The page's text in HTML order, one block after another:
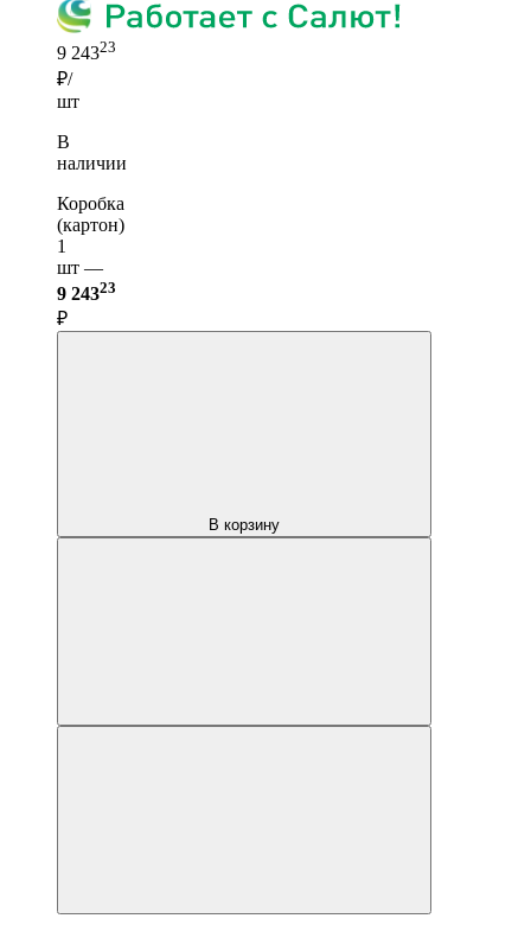
9 24323
₽/
шт
В
наличии
Коробка
(картон)
1
шт —
9 24323
₽
В корзину